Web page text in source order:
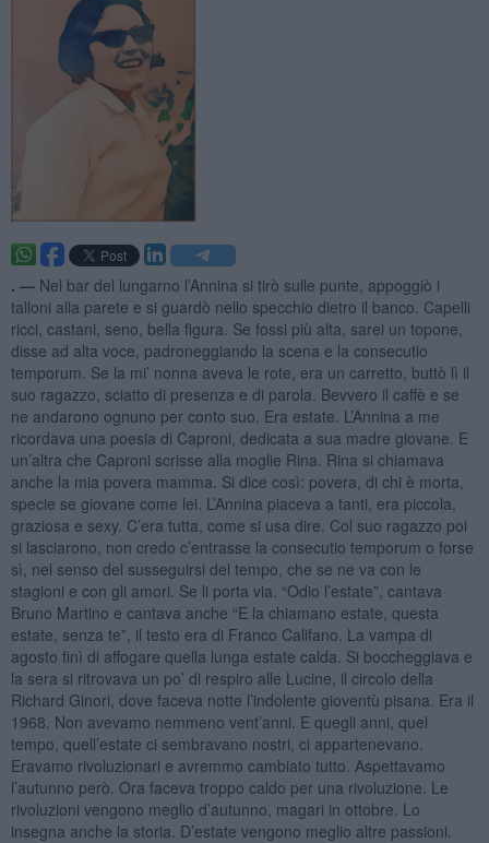
. — Nel bar del lungarno l’Annina si tirò sulle punte, appoggiò i
talloni alla parete e si guardò nello specchio dietro il banco. Capelli
ricci, castani, seno, bella figura. Se fossi più alta, sarei un topone,
disse ad alta voce, padroneggiando la scena e la consecutio
temporum. Se la mi’ nonna aveva le rote, era un carretto, buttò lì il
suo ragazzo, sciatto di presenza e di parola. Bevvero il caffè e se
ne andarono ognuno per conto suo. Era estate. L’Annina a me
ricordava una poesia di Caproni, dedicata a sua madre giovane. E
un’altra che Caproni scrisse alla moglie Rina. Rina si chiamava
anche la mia povera mamma. Si dice così: povera, di chi è morta,
specie se giovane come lei. L’Annina piaceva a tanti, era piccola,
graziosa e sexy. C’era tutta, come si usa dire. Col suo ragazzo poi
si lasciarono, non credo c’entrasse la consecutio temporum o forse
sì, nel senso del susseguirsi del tempo, che se ne va con le
stagioni e con gli amori. Se li porta via. “Odio l’estate”, cantava
Bruno Martino e cantava anche “E la chiamano estate, questa
estate, senza te”, il testo era di Franco Califano. La vampa di
agosto finì di affogare quella lunga estate calda. Si boccheggiava e
la sera si ritrovava un po’ di respiro alle Lucine, il circolo della
Richard Ginori, dove faceva notte l’indolente gioventù pisana. Era il
1968. Non avevamo nemmeno vent’anni. E quegli anni, quel
tempo, quell’estate ci sembravano nostri, ci appartenevano.
Eravamo rivoluzionari e avremmo cambiato tutto. Aspettavamo
l’autunno però. Ora faceva troppo caldo per una rivoluzione. Le
rivoluzioni vengono meglio d’autunno, magari in ottobre. Lo
insegna anche la storia. D’estate vengono meglio altre passioni.